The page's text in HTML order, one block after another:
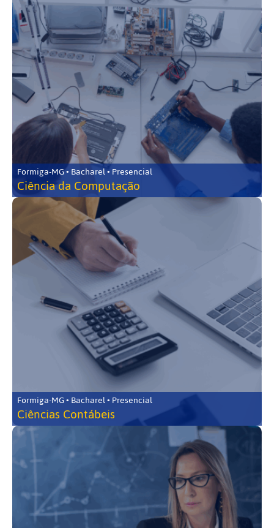
Formiga-MG • Bacharel • Presencial
Ciência da Computação
Formiga-MG • Bacharel • Presencial
Ciências Contábeis